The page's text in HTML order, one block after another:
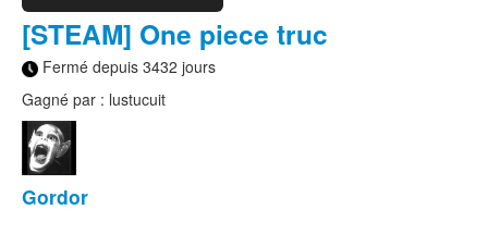
[STEAM] One piece truc
Fermé depuis 3432 jours
Gagné par : lustucuit
Gordor